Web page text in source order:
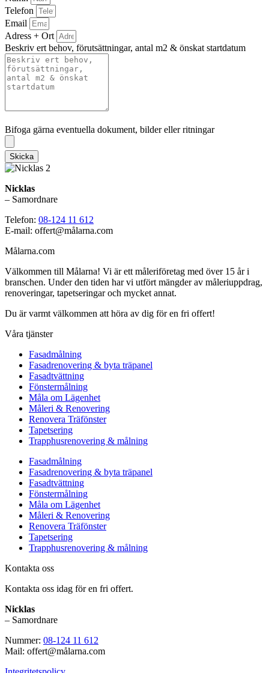
Telefon
Email
Adress + Ort
Beskriv ert behov, förutsättningar, antal m2 & önskat startdatum
Bifoga gärna eventuella dokument, bilder eller ritningar
Skicka
Nicklas
– Samordnare
Telefon: 08-124 11 612
E-mail: offert@målarna.com
Målarna.com
Välkommen till Målarna! Vi är ett måleriföretag med över 15 år i
branschen. Under den tiden har vi utfört mängder av måleriuppdrag,
renoveringar, tapetseringar och mycket annat.
Du är varmt välkommen att höra av dig för en fri offert!
Våra tjänster
Fasadmålning
Fasadrenovering & byta träpanel
Fasadtvättning
Fönstermålning
Måla om Lägenhet
Måleri & Renovering
Renovera Träfönster
Tapetsering
Trapphusrenovering & målning
Fasadmålning
Fasadrenovering & byta träpanel
Fasadtvättning
Fönstermålning
Måla om Lägenhet
Måleri & Renovering
Renovera Träfönster
Tapetsering
Trapphusrenovering & målning
Kontakta oss
Kontakta oss idag för en fri offert.
Nicklas
– Samordnare
Nummer: 08-124 11 612
Mail: offert@målarna.com